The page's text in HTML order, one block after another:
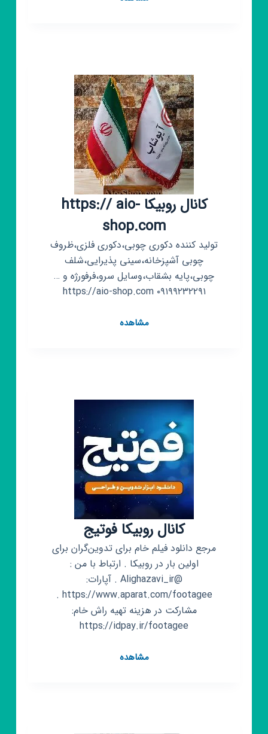
کانال روبیکا https:// aio-
shop.com
تولید کننده دکوری چوبی،دکوری فلزی،ظروف
چوبی آشپزخانه،سینی پذیرایی،شلف
چوبی،پایه بشقاب،وسایل سرو،فرفورژه و …
۰۹۱۹۹۲۳۲۲۹۱ https://aio-shop.com
مشاهدهکانال
کانال روبیکا فوتیج
مرجع دانلود فیلم خام برای تدوین‌گران برای
اولین بار در روبیکا . ارتباط با من :
@Alighazavi_ir . آپارات:
https://www.aparat.com/footagee .
مشارکت در هزینه تهیه راش خام:
https://idpay.ir/footagee
مشاهدهکانال